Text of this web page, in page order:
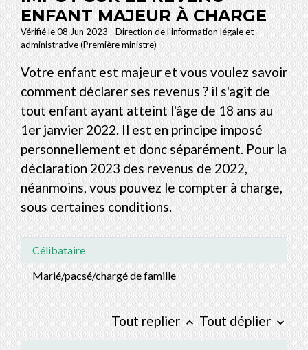
ENFANT MAJEUR À CHARGE
Vérifié le 08 Jun 2023 - Direction de l'information légale et
administrative (Première ministre)
Votre enfant est majeur et vous voulez savoir
comment déclarer ses revenus ? il s'agit de
tout enfant ayant atteint l'âge de 18 ans au
1erjanvier 2022. Il est en principe imposé
personnellement et donc séparément. Pour la
déclaration 2023 des revenus de 2022,
néanmoins, vous pouvez le compter à charge,
sous certaines conditions.
Célibataire
Marié/pacsé/chargé de famille
Tout replier keyboard_arrow_up Tout déplier keyboard_arrow_down